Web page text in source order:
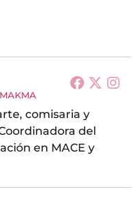
MAKMA
comisaria y
del
en MACE y